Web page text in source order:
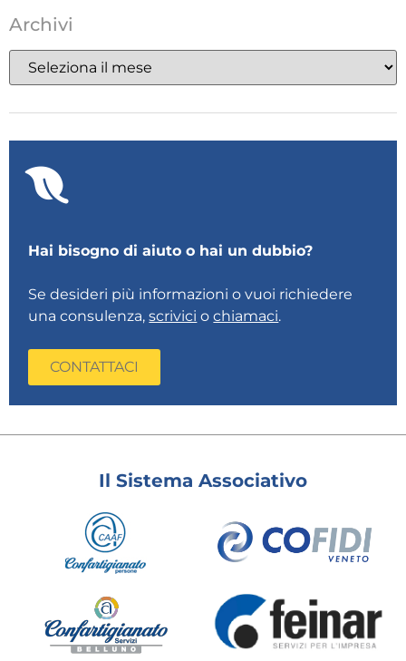
Archivi
Hai bisogno di aiuto o hai un dubbio?
Se desideri più informazioni o vuoi richiedere
una consulenza,scrivici ochiamaci.
CONTATTACI
Il Sistema Associativo